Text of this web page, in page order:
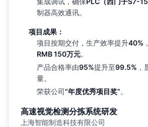
制器高效通讯。
项目成果：
项目按期交付，生产效率提升40%
RMB 150万元。
产品合格率由95%提升至99.5% ，
量。
荣获公司“年度优秀项目奖”。
高速视觉检测分拣系统研发
上海智能制造科技有限公司